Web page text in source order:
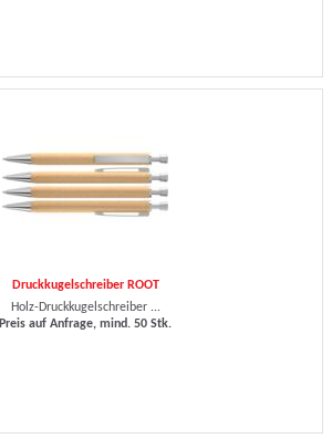
Druckkugelschreiber ROOT
Holz-Druckkugelschreiber ...
Preis auf Anfrage, mind. 50 Stk.